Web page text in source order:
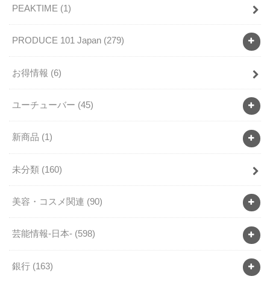
PEAKTIME (1)
PRODUCE 101 Japan (279)
お得情報 (6)
ユーチューバー (45)
新商品 (1)
未分類 (160)
美容・コスメ関連 (90)
芸能情報-日本- (598)
銀行 (163)